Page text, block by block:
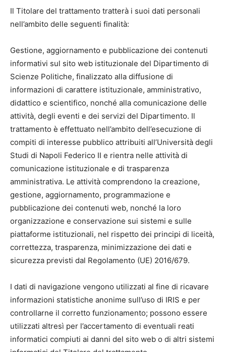
Il Titolare del trattamento tratterà i suoi dati personali
nell’ambito delle seguenti finalità:
Gestione, aggiornamento e pubblicazione dei contenuti
informativi sul sito web istituzionale del Dipartimento di
Scienze Politiche, finalizzato alla diffusione di
informazioni di carattere istituzionale, amministrativo,
didattico e scientifico, nonché alla comunicazione delle
attività, degli eventi e dei servizi del Dipartimento. Il
trattamento è effettuato nell’ambito dell’esecuzione di
compiti di interesse pubblico attribuiti all’Università degli
Studi di Napoli Federico II e rientra nelle attività di
comunicazione istituzionale e di trasparenza
amministrativa. Le attività comprendono la creazione,
gestione, aggiornamento, programmazione e
pubblicazione dei contenuti web, nonché la loro
organizzazione e conservazione sui sistemi e sulle
piattaforme istituzionali, nel rispetto dei principi di liceità,
correttezza, trasparenza, minimizzazione dei dati e
sicurezza previsti dal Regolamento (UE) 2016/679.
I dati di navigazione vengono utilizzati al fine di ricavare
informazioni statistiche anonime sull’uso di IRIS e per
controllarne il corretto funzionamento; possono essere
utilizzati altresì per l’accertamento di eventuali reati
informatici compiuti ai danni del sito web o di altri sistemi